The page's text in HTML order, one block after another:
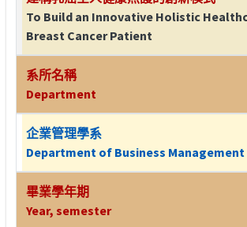
To Build an Innovative Holistic
Breast Cancer Patient
系所名稱
Department
企業管理學系
Department of Business Management
畢業學年期
Year, semester